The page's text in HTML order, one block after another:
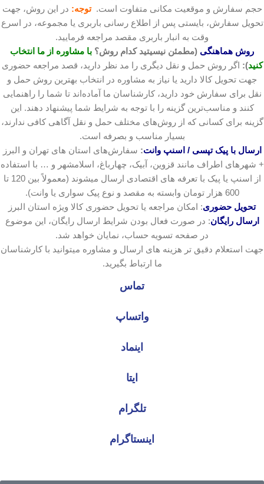
حجم سفارش و موقعیت مکانی متفاوت است. توجه: در این روش، جهت
تحویل سفارش، بایستی پس از اطلاع رسانی باربری یا مجموعه، در اسرع
وقت به انبار باربری مقصد مراجعه فرمایید.
روش هماهنگی (مطمئن نیسیتید کدام روش؟ با مشاوره از ما انتخاب
کنید): اگر روش حمل و نقل دیگری را مد نظر دارید، قصد مراجعه حضوری
جهت تحویل کالا دارید یا نیاز به مشاوره در انتخاب بهترین روش حمل و
نقل برای سفارش خود دارید، کارشناسان ما آماده‌اند تا شما را راهنمایی
کنند و مناسب‌ترین گزینه را با توجه به شرایط شما پیشنهاد دهند. این
گزینه برای کسانی که از روش‌های مختلف حمل و نقل آگاهی کافی ندارند،
بسیار مناسب و بصرفه است.
ارسال با پیک تپسی / اسنپ وانت: سفارش‌های استان های تهران و البرز
+ شهرهای اطراف مانند قزوین، آبیک، چهارباغ، اسلامشهر و … با استفاده
از اسنپ یا پیک با تعرفه های اقتصادی ارسال میشوند (معمولاً بین 120 تا
600 هزار تومان وابسته به مقصد و نوع پیک سواری یا وانت).
تحویل حضوری: امکان مراجعه یا تحویل حضوری کالا ویژه استان البرز
ارسال رایگان: در صورت فعال بودن شرایط ارسال رایگان، این موضوع
در صفحه تسویه حساب، نمایان خواهد شد.
جهت استعلام دقیق تر هزینه های ارسال و مشاوره میتوانید با کارشناسان
ما ارتباط بگیرید.
تماس
واتساپ
اینماد
ایتا
تلگرام
اینستاگرام